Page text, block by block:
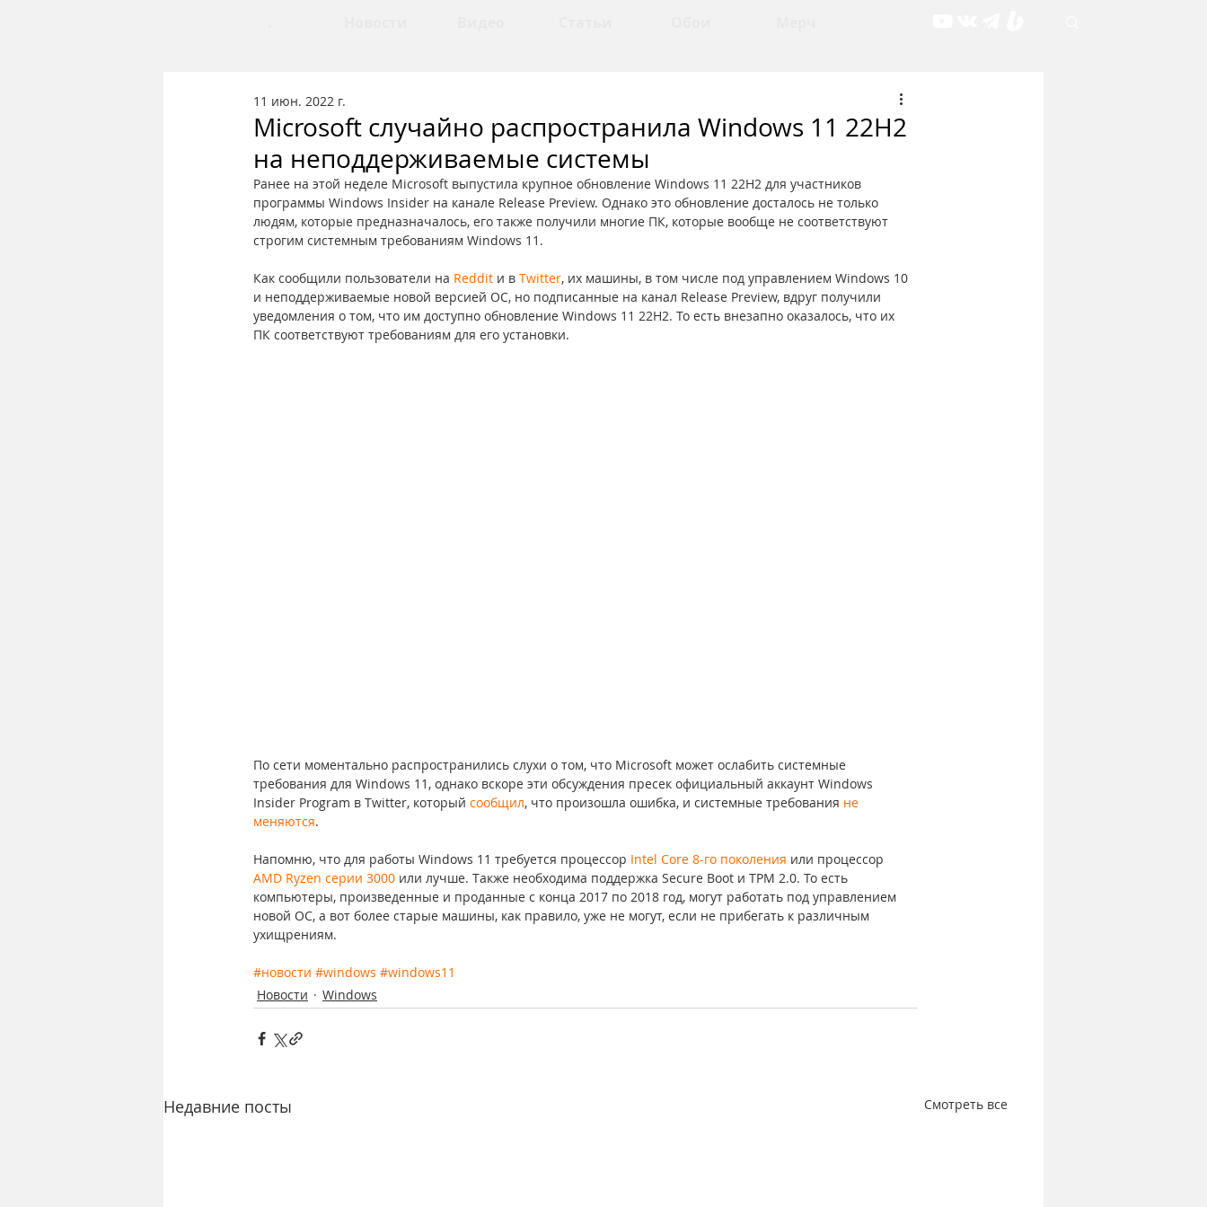
Microsoft случайно распространила Windows 11 22H2
на неподдерживаемые системы
11 июн. 2022 г.
Ранее на этой неделе Microsoft выпустила крупное обновление Windows 11 22H2 для участников
программы Windows Insider на канале Release Preview. Однако это обновление досталось не только
людям, которые предназначалось, его также получили многие ПК, которые вообще не соответствуют
строгим системным требованиям Windows 11.
Как сообщили пользователи на Reddit и в Twitter, их машины, в том числе под управлением Windows 10
и неподдерживаемые новой версией ОС, но подписанные на канал Release Preview, вдруг получили
уведомления о том, что им доступно обновление Windows 11 22H2. То есть внезапно оказалось, что их
ПК соответствуют требованиям для его установки.
По сети моментально распространились слухи о том, что Microsoft может ослабить системные
требования для Windows 11, однако вскоре эти обсуждения пресек официальный аккаунт Windows
Insider Program в Twitter, который сообщил, что произошла ошибка, и системные требования не
меняются.
Напомню, что для работы Windows 11 требуется процессор Intel Core 8-го поколения или процессор
AMD Ryzen серии 3000 или лучше. Также необходима поддержка Secure Boot и TPM 2.0. То есть
компьютеры, произведенные и проданные с конца 2017 по 2018 год, могут работать под управлением
новой ОС, а вот более старые машины, как правило, уже не могут, если не прибегать к различным
ухищрениям.
#новости #windows #windows11
Новости
Windows
Недавние посты Смотреть все